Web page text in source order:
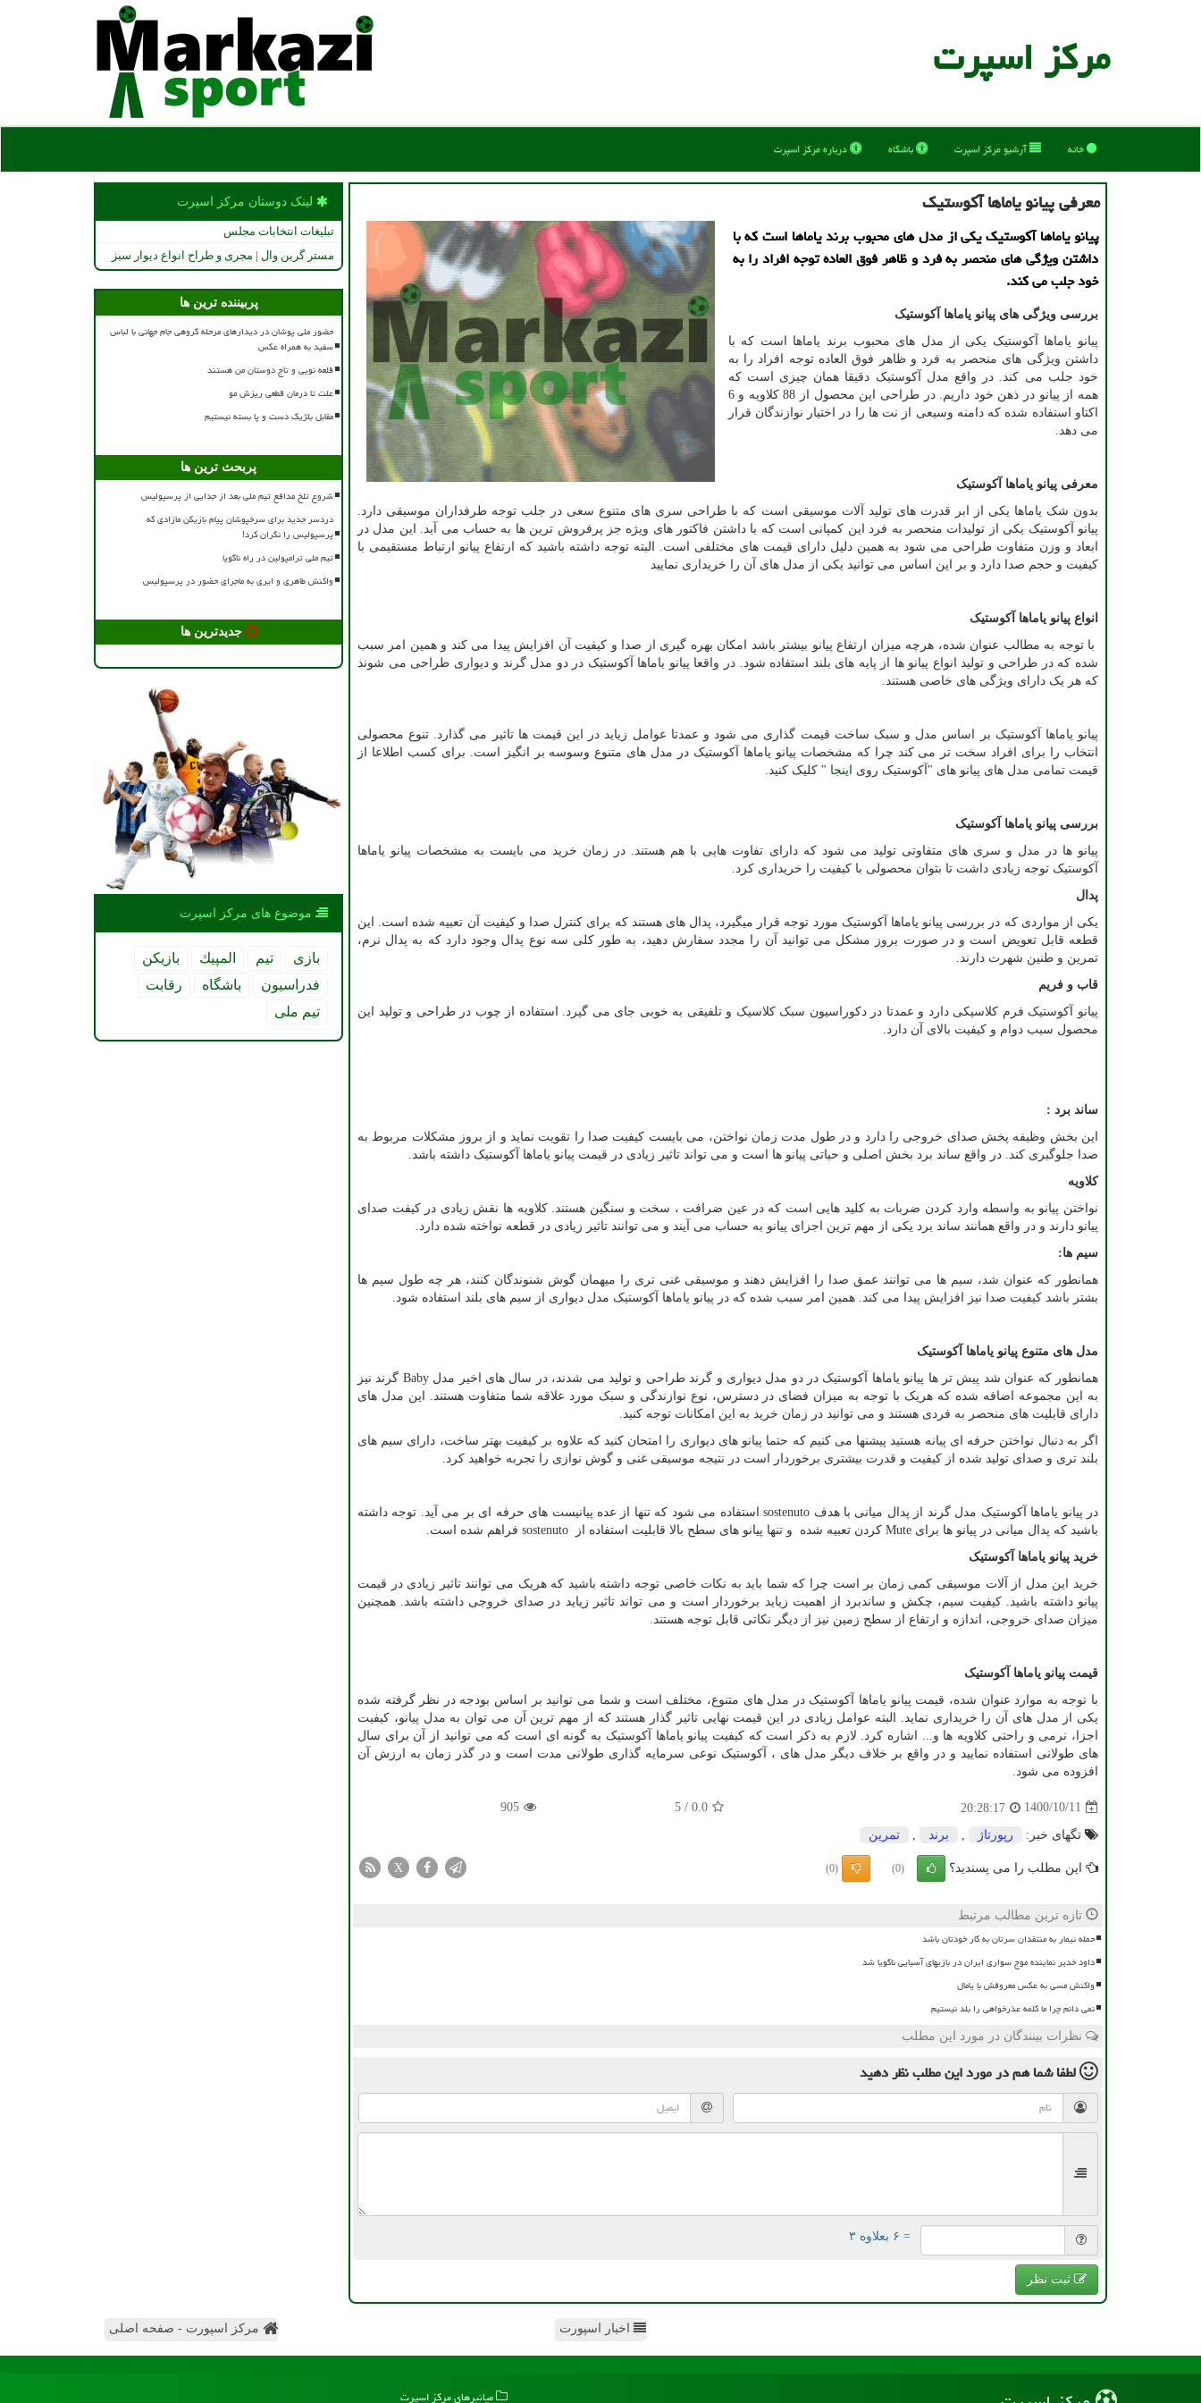
مركز اسپرت
خانه آرشیو مركز اسپرت باشگاه درباره مركز اسپرت
معرفی پیانو یاماها آکوستیک
پیانو یاماها آکوستیک یکی از مدل های محبوب برند یاماها است که با
داشتن ویژگی های منحصر به فرد و ظاهر فوق العاده توجه افراد را به
خود جلب می کند.
بررسی ویژگی های پیانو یاماها آکوستیک
پیانو یاماها آکوستیک یکی از مدل های محبوب برند یاماها است که با
داشتن ویژگی های منحصر به فرد و ظاهر فوق العاده توجه افراد را به
خود جلب می کند. در واقع مدل آکوستیک دقیقا همان چیزی است که
همه از پیانو در ذهن خود داریم. در طراحی این محصول از 88 کلاویه و 6
اکتاو استفاده شده که دامنه وسیعی از نت ها را در اختیار نوازندگان قرار
می دهد.
معرفی پیانو یاماها آکوستیک
بدون شک یاماها یکی از ابر قدرت های تولید آلات موسیقی است که با طراحی سری های متنوع سعی در جلب توجه طرفداران موسیقی دارد.
پیانو آکوستیک یکی از تولیدات منحصر به فرد این کمپانی است که با داشتن فاکتور های ویژه جز پرفروش ترین ها به حساب می آید. این مدل در
ابعاد و وزن متفاوت طراحی می شود به همین دلیل دارای قیمت های مختلفی است. البته توجه داشته باشید که ارتفاع پیانو ارتباط مستقیمی با
کیفیت و حجم صدا دارد و بر این اساس می توانید یکی از مدل های آن را خریداری نمایید
انواع پیانو یاماها آکوستیک
با توجه به مطالب عنوان شده، هرچه میزان ارتفاع پیانو بیشتر باشد امکان بهره گیری از صدا و کیفیت آن افزایش پیدا می کند و همین امر سبب
شده که در طراحی و تولید انواع پیانو ها از پایه های بلند استفاده شود. در واقعا پیانو یاماها آکوستیک در دو مدل گرند و دیواری طراحی می شوند
که هر یک دارای ویژگی های خاصی هستند.
پیانو یاماها آکوستیک بر اساس مدل و سبک ساخت قیمت گذاری می شود و عمدتا عوامل زیاید در این قیمت ها تاثیر می گذارد. تنوع محصولی
انتخاب را برای افراد سخت تر می کند چرا که مشخصات پیانو یاماها آکوستیک در مدل های متنوع وسوسه بر انگیز است. برای کسب اطلاعا از
قیمت تمامی مدل های پیانو های "آکوستیک روی
اینجا " کلیک کنید.
بررسی پیانو یاماها آکوستیک
پیانو ها در مدل و سری های متفاوتی تولید می شود که دارای تفاوت هایی با هم هستند. در زمان خرید می بایست به مشخصات پیانو یاماها
آکوستیک توجه زیادی داشت تا بتوان محصولی با کیفیت را خریداری کرد.
پدال
یکی از مواردی که در بررسی پیانو یاماها آکوستیک مورد توجه قرار میگیرد، پدال های هستند که برای کنترل صدا و کیفیت آن تعبیه شده است. این
قطعه قابل تعویض است و در صورت بروز مشکل می توانید آن را مجدد سفارش دهید، به طور کلی سه نوع پدال وجود دارد که به پدال نرم،
تمرین و طنین شهرت دارند.
قاب و فریم
پیانو آکوستیک فرم کلاسیکی دارد و عمدتا در دکوراسیون سبک کلاسیک و تلفیقی به خوبی جای می گیرد. استفاده از چوب در طراحی و تولید این
محصول سبب دوام و کیفیت بالای آن دارد.
ساند برد :
این بخش وظیفه پخش صدای خروجی را دارد و در طول مدت زمان نواختن، می بایست کیفیت صدا را تقویت نماید و از بروز مشکلات مربوط به
صدا جلوگیری کند. در واقع ساند برد بخش اصلی و حیاتی پیانو ها است و می تواند تاثیر زیادی در قیمت پیانو یاماها آکوستیک داشته باشد.
کلاویه
نواختن پیانو به واسطه وارد کردن ضربات به کلید هایی است که در عین ضرافت ، سخت و سنگین هستند. کلاویه ها نقش زیادی در کیفت صدای
پیانو دارند و در واقع همانند ساند برد یکی از مهم ترین اجزای پیانو به حساب می آیند و می توانند تاثیر زیادی در قطعه نواخته شده دارد.
سیم ها:
همانطور که عنوان شد، سیم ها می توانند عمق صدا را افزایش دهند و موسیقی غنی تری را میهمان گوش شنوندگان کنند، هر چه طول سیم ها
بشتر باشد کیفیت صدا نیز افزایش پیدا می کند. همین امر سبب شده که در پیانو یاماها آکوستیک مدل دیواری از سیم های بلند استفاده شود.
مدل های متنوع پیانو یاماها آکوستیک
همانطور که عنوان شد پیش تر ها پیانو یاماها آکوستیک در دو مدل دیواری و گرند طراحی و تولید می شدند، در سال های اخیر مدلBaby گرند نیز
به این مجموعه اضافه شده که هریک با توجه به میزان فضای در دسترس، نوع نوازندگی و سبک مورد علاقه شما متفاوت هستند. این مدل های
دارای قابلیت های منحصر به فردی هستند و می توانید در زمان خرید به این امکانات توجه کنید.
اگر به دنبال نواختن حرفه ای پیانه هستید پیشنها می کنیم که حتما پیانو های دیواری را امتحان کنید که علاوه بر کیفیت بهتر ساخت، دارای سیم های
بلند تری و صدای تولید شده از کیفیت و قدرت بیشتری برخوردار است در نتیجه موسیقی غنی و گوش نوازی را تجربه خواهید کرد.
در پیانو یاماها آکوستیک مدل گرند از پدال میانی با هدف sostenutoاستفاده می شود که تنها از عده پیانیست های حرفه ای بر می آید. توجه داشته
باشید که پدال میانی در پیانو ها برای Mute کردن تعبیه شده و تنها پیانو های سطح بالا قابلیت استفاده از sostenuto فراهم شده است.
خرید پیانو یاماها آکوستیک
خرید این مدل از آلات موسیقی کمی زمان بر است چرا که شما باید به نکات خاصی توجه داشته باشید که هریک می توانند تاثیر زیادی در قیمت
پیانو داشته باشید. کیفیت سیم، چکش و ساندبرد از اهمیت زیاید برخوردار است و می تواند تاثیر زیاید در صدای خروجی داشته باشد. همچنین
میزان صدای خروجی، اندازه و ارتفاع از سطح زمین نیز از دیگر نکاتی قابل توجه هستند.
قیمت پیانو یاماها آکوستیک
با توجه به موارد عنوان شده، قیمت پیانو یاماها آکوستیک در مدل های متنوع، مختلف است و شما می توانید بر اساس بودجه در نظر گرفته شده
یکی از مدل های آن را خریداری نماید. البته عوامل زیادی در این قیمت نهایی تاثیر گذار هستند که از مهم ترین آن می توان به مدل پیانو، کیفیت
اجزا، نرمی و راحتی کلاویه ها و... اشاره کرد. لازم به ذکر است که کیفیت پیانو یاماها آکوستیک به گونه ای است که می توانید از آن برای سال
های طولانی استفاده نمایید و در واقع بر خلاف دیگر مدل های ، آکوستیک نوعی سرمایه گذاری طولانی مدت است و در گذر زمان به ارزش آن
افزوده می شود.
1400/10/11
20:28:17
0.0
/
5
905
تگهای خبر: رپورتاژ برند تمرین
این مطلب را می پسندید؟ (0)
(0)
X
تازه ترین مطالب مرتبط
حمله نیمار به منتقدان سرتان به کار خودتان باشد
داود خدیر نماینده موج سواری ایران در بازیهای آسیایی ناگویا شد
واکنش مسی به عکس معروفش با یامال
نمی دانم چرا ما کلمه عذرخواهی را بلد نیستیم
نظرات بینندگان در مورد این مطلب
لطفا شما همدر مورد این مطلبنظر دهید
= ۶ بعلاوه ۳
ثبت نظر
لینک دوستان مركز اسپرت
تبلیغات انتخابات مجلس
مستر گرین وال | مجری و طراح انواع دیوار سبز
پربیننده ترین ها
حضور ملی پوشان در دیدارهای مرحله گروهی جام جهانی با لباس
سفید به همراه عکس
قلعه نویی و تاج دوستان من هستند
علت تا درمان قطعی ریزش مو
مقابل بلژیک دست و پا بسته نیستیم
پربحث ترین ها
شروع تلخ مدافع تیم ملی بعد از جدایی از پرسپولیس
دردسر جدید برای سرخپوشان پیام بازیکن مازادی که
پرسپولیس را نگران کرد!
تیم ملی ترامپولین در راه ناگویا
واکنش طاهری و ایری به ماجرای حضور در پرسپولیس
جدیدترین ها
موضوع های مركز اسپرت
بازی تیم المپیك
بازیكن
فدراسیون
باشگاه
رقابت
تیم ملی
اخبار اسپورت مرکز اسپورت - صفحه اصلی
میانبرهای مركز اسپرت